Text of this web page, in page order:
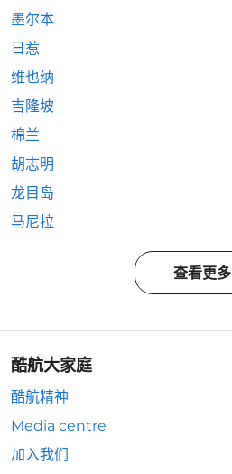
墨尔本
日惹
维也纳
吉隆坡
棉兰
胡志明
龙目岛
马尼拉
查看更多
酷航大家庭
酷航精神
Media centre
加入我们